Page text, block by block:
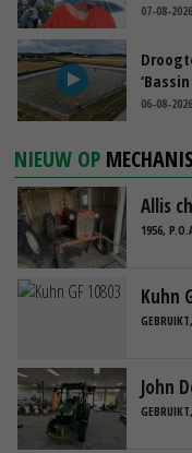
07-08-2026
06-08-2026
NIEUW OP
Allis
1956,
Kuhn
John